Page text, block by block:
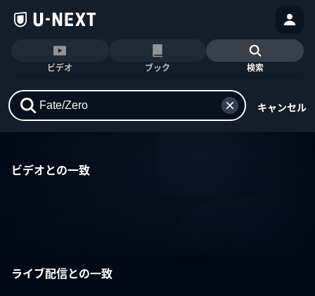
ビデオ ブック 検索
キャンセル
ビデオとの一致
ライブ配信との一致